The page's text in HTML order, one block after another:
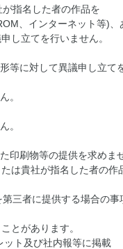
指名した者の作品を
、インターネット等)
し立てを行いません。
に対して異議申し立て
。
。
刷物等の提供を求めませ
貴社が指名した者の作
三者に提供する場合の事
とがあります。
ット及び社内報等に掲載